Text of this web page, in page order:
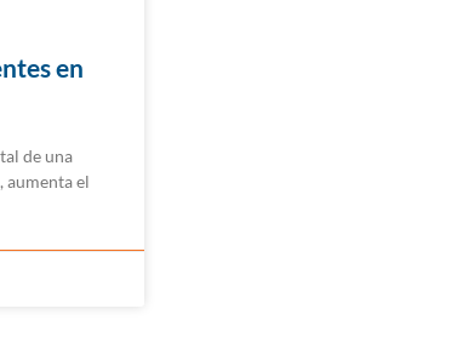
en
de una
aumenta el